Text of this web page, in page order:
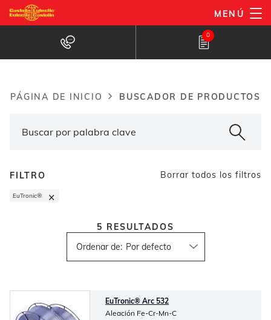
Pasar
al
principal
MENÚ
Buscador de productos
0
PÁGINA DE INICIO BUSCADOR DE PRODUCTOS
FILTRO Borrar todos los filtros
EuTronic® ×
Ordenar de:
5 RESULTADOS
EuTronic® Arc 532
Aleación Fe-Cr-Mn-C